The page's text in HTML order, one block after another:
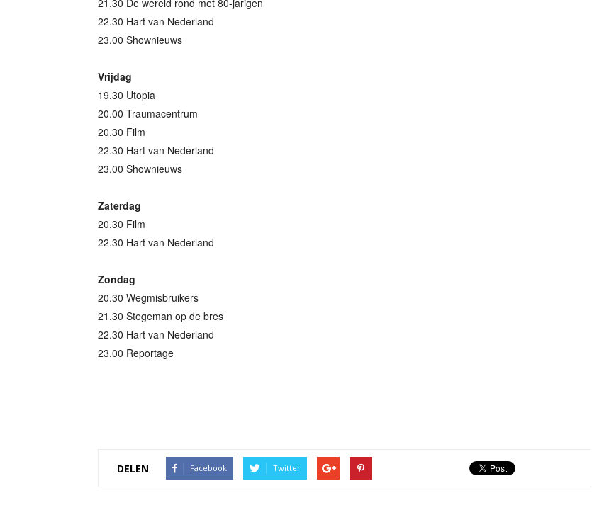
21.30 De wereld rond met 80-jarigen
22.30 Hart van Nederland
23.00 Shownieuws
Vrijdag
19.30 Utopia
20.00 Traumacentrum
20.30 Film
22.30 Hart van Nederland
23.00 Shownieuws
Zaterdag
20.30 Film
22.30 Hart van Nederland
Zondag
20.30 Wegmisbruikers
21.30 Stegeman op de bres
22.30 Hart van Nederland
23.00 Reportage
DELEN Facebook Twitter